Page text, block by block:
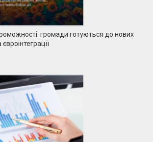
громади готуються до нових